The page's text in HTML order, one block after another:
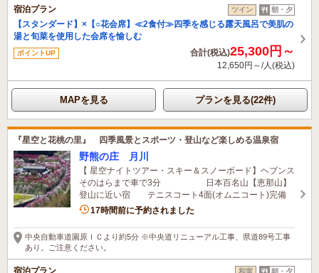
宿泊プラン ツイン 朝・夕
【スタンダード】×【○花会席】≪2食付≫四季を感じる露天風呂で美肌の
湯と旬菜を使用した会席を愉しむ
ポイントUP 合計(税込)25,300円～
12,650円～/人(税込)
MAPを見る プランを見る(22件)
『星空と花桃の里』 四季風景とスポーツ・登山など楽しめる温泉宿
野熊の庄 月川
【 星空ナイトツアー・スキー＆スノーボード】ヘブンス
そのはらまで車で3分 日本百名山【恵那山】
登山に近い宿 テニスコート4面(オムニコート)完備
17時間前に予約されました
中央自動車道園原ＩＣより約5分 ※中央道リニューアル工事、県道89号工事
あり。ご注意ください。
宿泊プラン 和室 朝・夕